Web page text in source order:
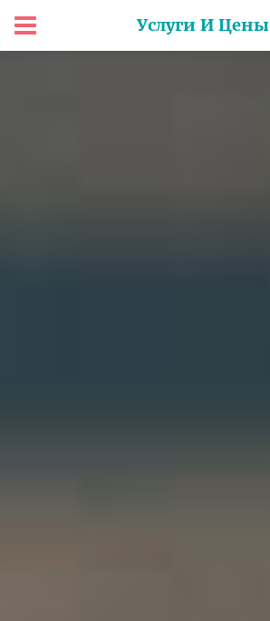
Услуги И Цены